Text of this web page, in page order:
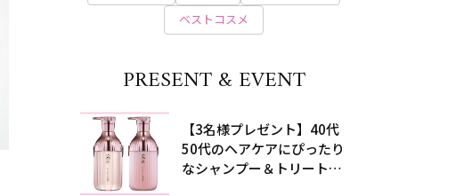
ベストコスメ
PRESENT & EVENT
【3名様プレゼント】40代
50代のヘアケアにぴったり
なシャンプー＆トリートメ